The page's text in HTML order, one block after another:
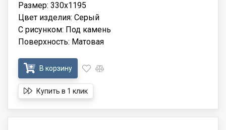
Размер: 330x1195
Цвет изделия: Серый
С рисунком: Под камень
Поверхность: Матовая
В корзину
Купить в 1 клик